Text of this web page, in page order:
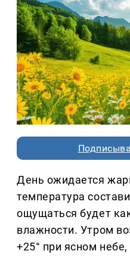
День ожидается
температура
ощущаться будет
влажности. Утром
+25° при ясном